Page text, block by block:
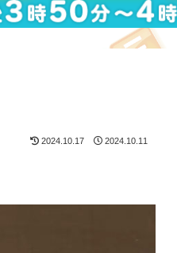
2024.10.17 2024.10.11